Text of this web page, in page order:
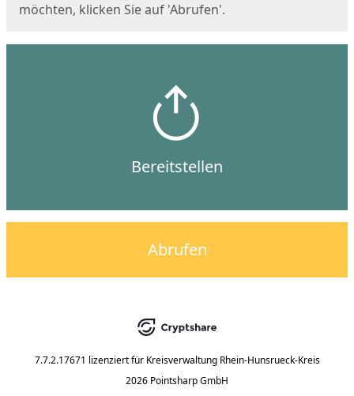
möchten, klicken Sie auf 'Abrufen'.
Bereitstellen
Abrufen
7.7.2.17671 lizenziert für Kreisverwaltung Rhein-Hunsrueck-Kreis
2026 Pointsharp GmbH